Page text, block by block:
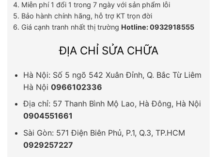
4. Miễn phí 1 đổi 1 trong 7 ngày với sản phẩm lỗi
5. Bảo hành chính hãng, hỗ trợ KT trọn đời
6. Giá cạnh tranh nhất thị trường Hotline: 0932918555
ĐỊA CHỈ SỬA CHỮA
Hà Nội: Số 5 ngõ 542 Xuân Đỉnh, Q. Bắc Từ Liêm
Hà Nội 0966102336
Địa chỉ: 57 Thanh Bình Mộ Lao, Hà Đông, Hà Nội
0904551661
Sài Gòn: 571 Điện Biên Phủ, P.1, Q.3, TP.HCM
0929257227